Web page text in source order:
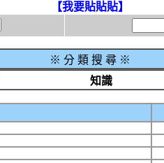
【我要貼貼貼】
※ 分 類 搜 尋 ※
知識